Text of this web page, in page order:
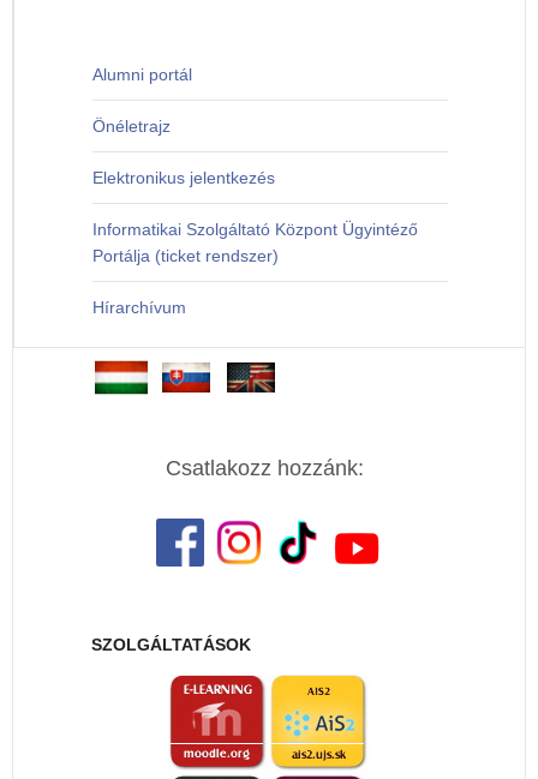
Alumni portál
Önéletrajz
Elektronikus jelentkezés
Informatikai Szolgáltató Központ Ügyintéző
Portálja (ticket rendszer)
Hírarchívum
Csatlakozz hozzánk:
SZOLGÁLTATÁSOK